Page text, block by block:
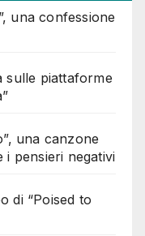
una confessione
sulle piattaforme
una canzone
i pensieri negativi
di “Poised to